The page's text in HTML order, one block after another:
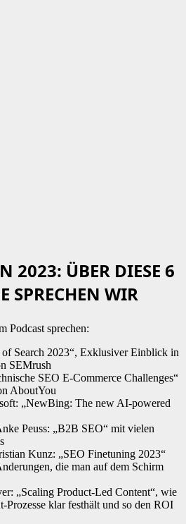
2023: ÜBER DIESE 6
SPRECHEN WIR
Podcast sprechen:
of Search 2023“, Exklusiver Einblick in
SEMrush
SEO E-Commerce Challenges“
AboutYou
„NewBing: The new AI-powered
Peuss: „B2B SEO“ mit vielen
Kunz: „SEO Finetuning 2023“
die man auf dem Schirm
„Scaling Product-Led Content“, wie
Prozesse klar festhält und so den ROI